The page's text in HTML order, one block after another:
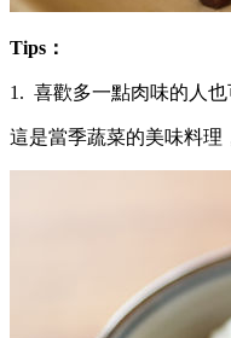
Tips：
1. 喜歡多一點肉味的人也
這是當季蔬菜的美味料理